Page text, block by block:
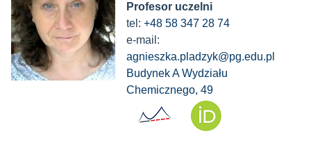
Profesor uczelni
tel: +48 58 347 28 74
e-mail:
agnieszka.pladzyk@pg.edu.pl
Budynek A Wydziału
Chemicznego, 49